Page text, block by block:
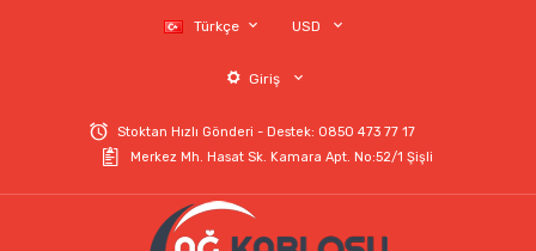
Türkçe USD
Giriş
Stoktan Hızlı Gönderi - Destek: 0850 473 77 17
Merkez Mh. Hasat Sk. Kamara Apt. No:52/1 Şişli